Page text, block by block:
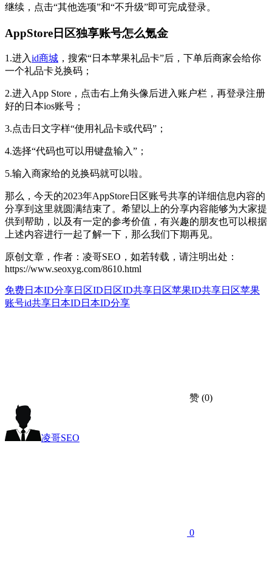
继续，点击“其他选项”和“不升级”即可完成登录。
AppStore日区独享账号怎么氪金
1.进入id商城 ，搜索“日本苹果礼品卡”后，下单后商家会给你
一个礼品卡兑换码；
2.进入App Store，点击右上角头像后进入账户栏，再登录注册
好的日本ios账号；
3.点击日文字样“使用礼品卡或代码”；
4.选择“代码也可以用键盘输入”；
5.输入商家给的兑换码就可以啦。
那么，今天的2023年AppStore日区账号共享的详细信息内容的
分享到这里就圆满结束了。希望以上的分享内容能够为大家提
供到帮助，以及有一定的参考价值，有兴趣的朋友也可以根据
上述内容进行一起了解一下，那么我们下期再见。
原创文章，作者：凌哥SEO，如若转载，请注明出处：
https://www.seoxyg.com/8610.html
免费日本ID分享日区ID 日区ID共享日区苹果ID共享日区苹果
账号id共享日本ID 日本ID分享
赞 (0)
凌哥SEO
0